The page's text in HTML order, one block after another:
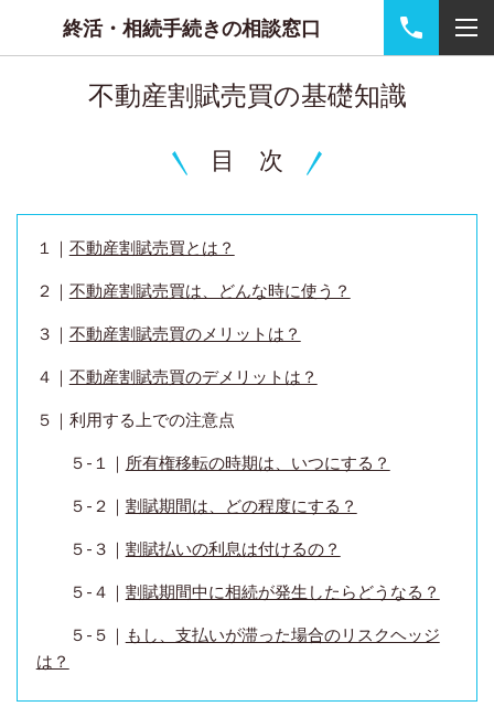
終活・相続手続きの相談窓口
不動産割賦売買の基礎知識
目 次
１｜ 不動産割賦売買とは？
２｜ 不動産割賦売買は、どんな時に使う？
３｜ 不動産割賦売買のメリットは？
４｜ 不動産割賦売買のデメリットは？
５｜利用する上での注意点
５-１｜ 所有権移転の時期は、いつにする？
５-２｜ 割賦期間は、どの程度にする？
５-３｜ 割賦払いの利息は付けるの？
５-４｜ 割賦期間中に相続が発生したらどうなる？
５-５｜ もし、支払いが滞った場合のリスクヘッジ
は？